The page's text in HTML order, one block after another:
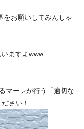
をお願いしてみんしゃ
ますよwww
マーレが行う「適切な
さい！